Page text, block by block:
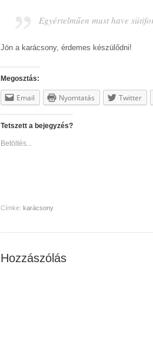
Egyértelműen must have
Jön a karácsony, érdemes készülődni!
Megosztás:
Email Nyomtatás Twitter
Tetszett a bejegyzés?
Betöltés...
Címke: karácsony
Hozzászólás